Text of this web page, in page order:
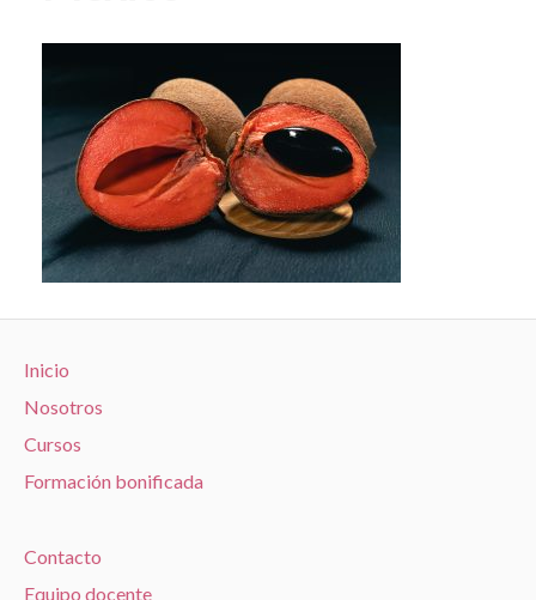
Inicio
Nosotros
Cursos
Formación bonificada
Contacto
Equipo docente